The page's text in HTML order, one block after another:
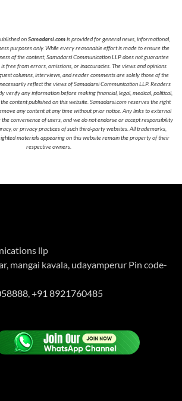
onSamadarsi.comis provided for general news, informational,
purposes only. While every reasonable effort is made to ensure the
of the content, Samadarsi Communication LLP does not guarantee
free from errors, omissions, or inaccuracies. The views and opinions
columns, interviews, and reader comments are solely those of the
reflect the views of Samadarsi Communication LLP. Readers
verify any information before making financial, legal, medical, political,
content published on this website. Samadarsi.com reserves the right
any content at any time without prior notice. Any links to external
convenience of users, and we do not endorse or accept responsibility
or privacy practices of such third-party websites. All trademarks,
materials appearing on this website remain the property of their
respective owners.
llp
mangai kavala, udayamperur Pin code-
,+91 8921760485